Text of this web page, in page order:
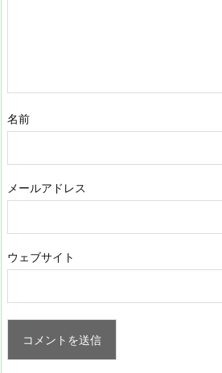
名前
メールアドレス
ウェブサイト